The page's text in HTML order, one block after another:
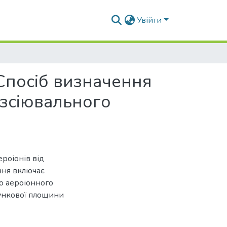
Увійти
визначення
від
включає
аероіонного
площини